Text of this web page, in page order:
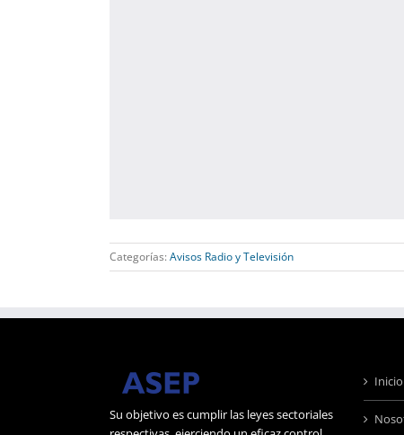
Categorías: Avisos Radio y Televisión
Su objetivo es cumplir las leyes sectoriales
Inicio